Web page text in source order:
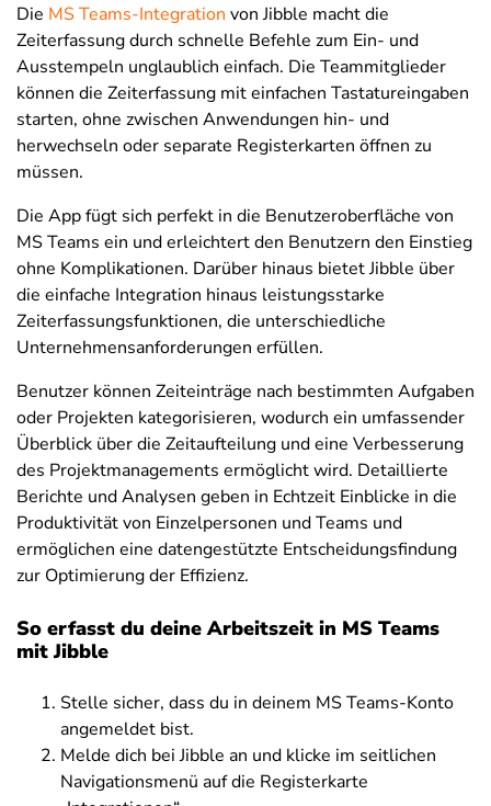
Die MS Teams-Integration von Jibble macht die
Zeiterfassung durch schnelle Befehle zum Ein- und
Ausstempeln unglaublich einfach. Die Teammitglieder
können die Zeiterfassung mit einfachen Tastatureingaben
starten, ohne zwischen Anwendungen hin- und
herwechseln oder separate Registerkarten öffnen zu
müssen.
Die App fügt sich perfekt in die Benutzeroberfläche von
MS Teams ein und erleichtert den Benutzern den Einstieg
ohne Komplikationen. Darüber hinaus bietet Jibble über
die einfache Integration hinaus leistungsstarke
Zeiterfassungsfunktionen, die unterschiedliche
Unternehmensanforderungen erfüllen.
Benutzer können Zeiteinträge nach bestimmten Aufgaben
oder Projekten kategorisieren, wodurch ein umfassender
Überblick über die Zeitaufteilung und eine Verbesserung
des Projektmanagements ermöglicht wird. Detaillierte
Berichte und Analysen geben in Echtzeit Einblicke in die
Produktivität von Einzelpersonen und Teams und
ermöglichen eine datengestützte Entscheidungsfindung
zur Optimierung der Effizienz.
So erfasst du deine Arbeitszeit in MS Teams
mit Jibble
Stelle sicher, dass du in deinem MS Teams-Konto
angemeldet bist.
Melde dich bei Jibble an und klicke im seitlichen
Navigationsmenü auf die Registerkarte